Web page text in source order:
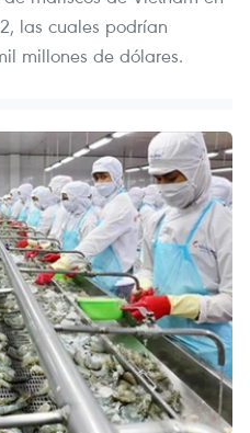
las cuales podrían
millones de dólares.